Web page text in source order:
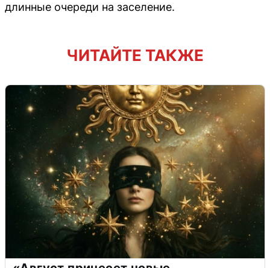
длинные очереди на заселение.
ЧИТАЙТЕ ТАКЖЕ